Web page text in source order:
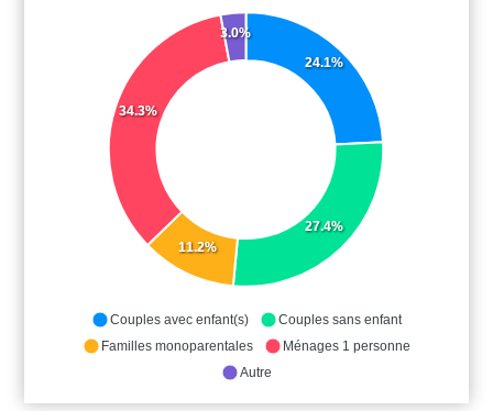
24.1%
27.4%
11.2%
34.3%
3.0%
Couples avec enfant(s)
Couples sans enfant
Familles monoparentales
Ménages 1 personne
Autre